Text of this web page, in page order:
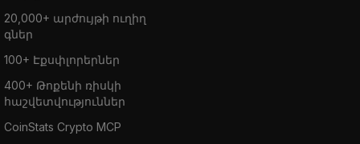
20,000+ արժույթի ուղիղ
գներ
100+ Էքսփլորերներ
400+ Թոքենի ռիսկի
հաշվետվություններ
CoinStats Crypto MCP